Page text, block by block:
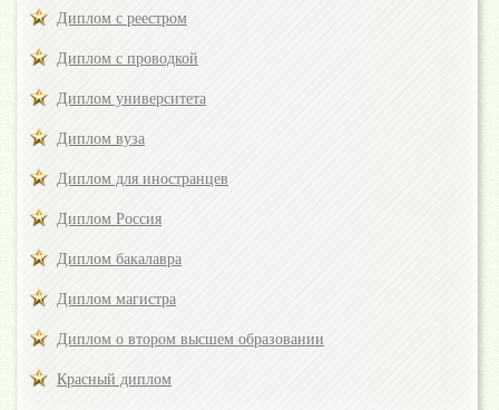
Диплом с реестром
Диплом с проводкой
Диплом университета
Диплом вуза
Диплом для иностранцев
Диплом Россия
Диплом бакалавра
Диплом магистра
Диплом о втором высшем образовании
Красный диплом